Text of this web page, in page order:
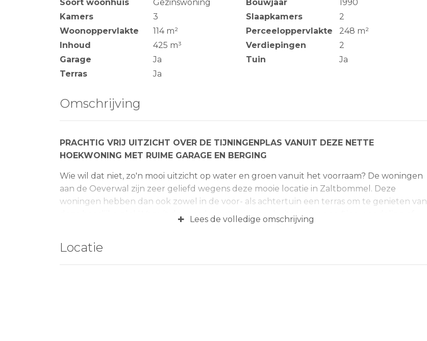
Soort woonhuis Gezinswoning Bouwjaar
1990
Kamers
3 Slaapkamers
2
Woonoppervlakte
114 m² Perceeloppervlakte
248 m²
Inhoud
425 m³ Verdiepingen
2
Garage
Ja Tuin
Ja
Terras
Ja
Omschrijving
PRACHTIG VRIJ UITZICHT OVER DE TIJNINGENPLAS VANUIT DEZE NETTE
HOEKWONING MET RUIME GARAGE EN BERGING
Wie wil dat niet, zo'n mooi uitzicht op water en groen vanuit het voorraam? De woningen
aan de Oeverwal zijn zeer geliefd wegens deze mooie locatie in Zaltbommel. Deze
woningen hebben dan ook zowel in de voor- als achtertuin een terras om te genieten van
deze heerlijke plek! Vanuit de voordeur stap je naar buiten voor een fijne wandeling of
hal aan de voorzijde. Daarnaast bevindt zich de ruime, lichte woonkamer met vrij uitzicht
over het recreatiegebied. Op de eerste verdieping ligt een zeer ruime master bedroom,
+ Lees de volledige omschrijving
Locatie